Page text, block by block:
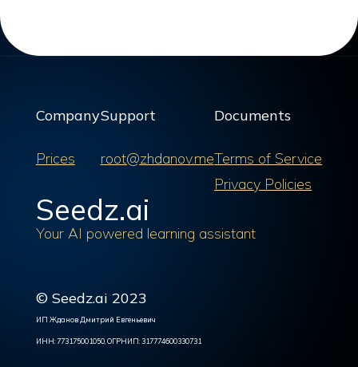
Company
Prices
Support
root@zhdanov.me
Documents
Terms of Service
Privacy Policies
Seedz.ai
Your AI powered learning assistant
© Seedz.ai 2023
ИП Жданов Дмитрий Евгеньевич
ИНН: 773175001050, ОГРНИП: 317774600330731